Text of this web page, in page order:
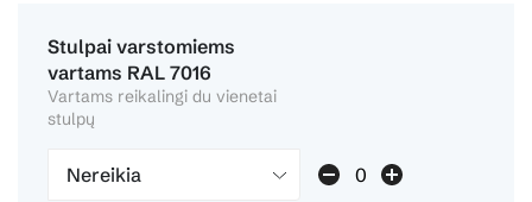
Stulpai varstomiems
vartams RAL 7016
Vartams reikalingi du vienetai
stulpų
Nereikia